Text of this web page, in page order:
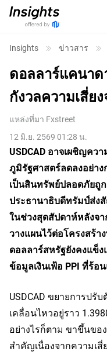
Insights ข่าวสาร
ดอลลาร์แคนา
กังวลความเสี่ย
แหล่งที่มา Fxstreet
12 มิ.ย. 2569 01:28 น.
USDCAD อาจเผชิญคว
ภูมิรัฐศาสตร์ลดลงอย่า
เป็นสินทรัพย์ปลอดภัยถูก
ประธานาธิบดีทรัมป์ส่
ในช่วงสุดสัปดาห์หลังจ
วางแผนไว้ต่อโครงสร้
ดอลลาร์สหรัฐยังคงแข็
ข้อมูลเงินเฟ้อ PPI ที่ร้อ
USDCAD ขยายการป
เคลื่อนไหวอยู่ราว
อย่างไรก็ตาม ขาขึ้นขอ
สำคัญเนื่องจากความเ